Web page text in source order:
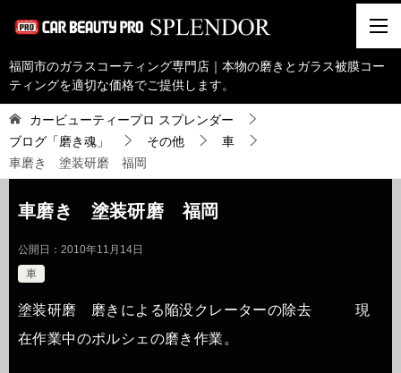
福岡市のガラスコーティング専門店｜本物の磨きとガラス被膜コー
ティングを適切な価格でご提供します。
カービューティープロ スプレンダー
ブログ「磨き魂」
その他
車
車磨き 塗装研磨 福岡
車磨き 塗装研磨 福岡
公開日： 2010年11月14日
車
塗装研磨 磨きによる陥没クレーターの除去 現
在作業中のポルシェの磨き作業。